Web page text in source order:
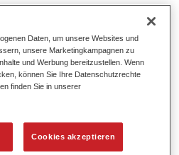
Struktur
35005600
Daten, um unsere Websites und
unsere Marketingkampagnen zu
und Werbung bereitzustellen. Wenn
können Sie Ihre Datenschutzrechte
finden Sie in unserer
Cookies akzeptieren